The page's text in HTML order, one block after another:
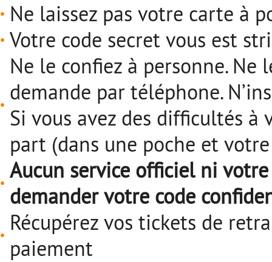
Ne laissez pas votre carte à
Votre code secret vous est
Ne le confiez à personne. Ne
demande par téléphone.
Si vous avez des difficultés à
part (dans une poche et
Aucun service officiel ni
demander votre code
Récupérez vos tickets de
paiement